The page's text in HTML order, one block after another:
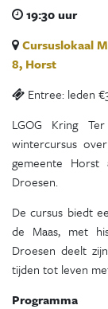
19:30 uur
Cursuslokaal
8, Horst
Entree: leden
LGOG Kring
wintercursus
gemeente
Droesen.
De cursus biedt
de Maas, met
Droesen deelt
tijden tot leven
Programma